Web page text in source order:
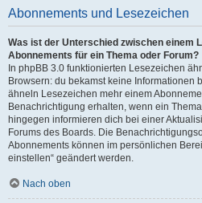
Abonnements und Lesezeichen
Was ist der Unterschied zwischen einem
Abonnements für ein Thema oder Forum?
In phpBB 3.0 funktionierten Lesezeichen
Browsern: du bekamst keine Informationen
ähneln Lesezeichen mehr einem
Benachrichtigung erhalten, wenn ein
hingegen informieren dich bei einer
Forums des Boards. Die
Abonnements können im persönlichen
einstellen“ geändert werden.
Nach oben